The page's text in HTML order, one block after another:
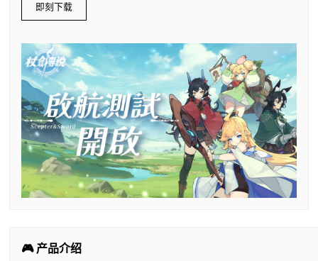
即刻下载
🎮 产品介绍